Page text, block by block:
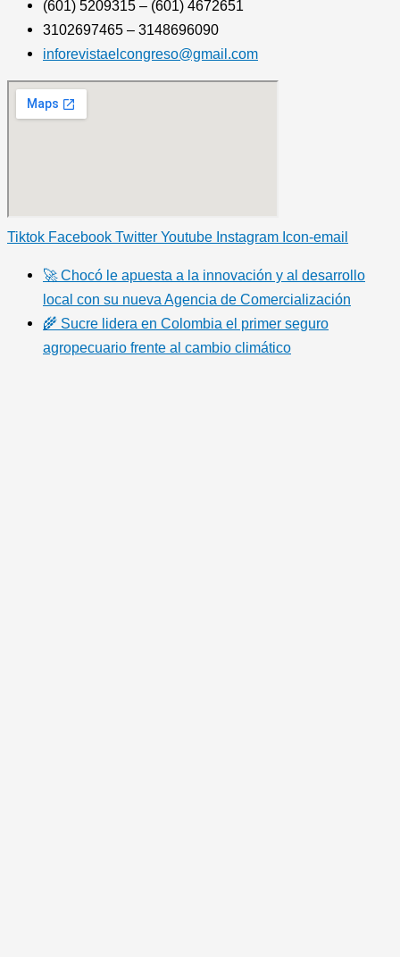
(601) 5209315 – (601) 4672651
3102697465 – 3148696090
inforevistaelcongreso@gmail.com
Tiktok Facebook Twitter Youtube Instagram Icon-email
🚀 Chocó le apuesta a la innovación y al desarrollo
local con su nueva Agencia de Comercialización
🌾 Sucre lidera en Colombia el primer seguro
agropecuario frente al cambio climático